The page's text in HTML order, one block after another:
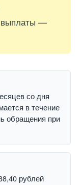
выплаты —
со дня
в течение
обращения при
рублей